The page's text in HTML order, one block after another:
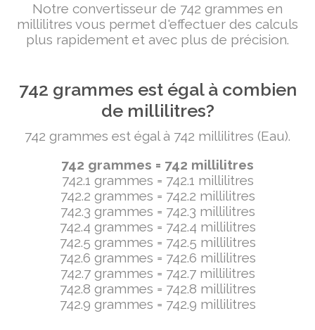
Notre convertisseur de 742 grammes en
millilitres vous permet d'effectuer des calculs
plus rapidement et avec plus de précision.
742 grammes est égal à combien
de millilitres?
742 grammes est égal à 742 millilitres (Eau).
742 grammes = 742 millilitres
742.1 grammes = 742.1 millilitres
742.2 grammes = 742.2 millilitres
742.3 grammes = 742.3 millilitres
742.4 grammes = 742.4 millilitres
742.5 grammes = 742.5 millilitres
742.6 grammes = 742.6 millilitres
742.7 grammes = 742.7 millilitres
742.8 grammes = 742.8 millilitres
742.9 grammes = 742.9 millilitres